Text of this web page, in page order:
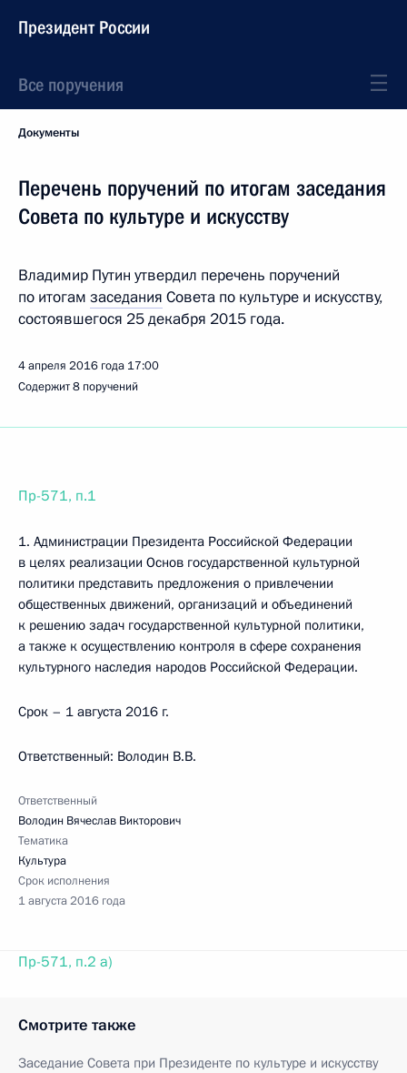
Президент России
Все поручения
Документы
Перечень поручений по итогам заседания
Совета по культуре и искусству
Владимир Путин утвердил перечень поручений
по итогам заседания Совета по культуре и искусству,
состоявшегося 25 декабря 2015 года.
4 апреля 2016 года 17:00
Содержит 8 поручений
Пр-571, п.1
1. Администрации Президента Российской Федерации
в целях реализации Основ государственной культурной
политики представить предложения о привлечении
общественных движений, организаций и объединений
к решению задач государственной культурной политики,
а также к осуществлению контроля в сфере сохранения
культурного наследия народов Российской Федерации.
Срок – 1 августа 2016 г.
Ответственный: Володин В.В.
Ответственный
Володин Вячеслав Викторович
Тематика
Культура
Срок исполнения
1 августа 2016 года
Пр-571, п.2 а)
Смотрите также
Заседание Совета при Президенте по культуре и искусству